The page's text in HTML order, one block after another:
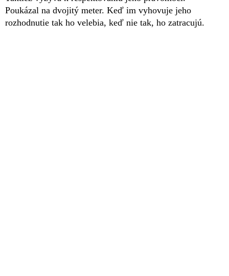
Poukázal na dvojitý meter. Keď im vyhovuje jeho
rozhodnutie tak ho velebia, keď nie tak, ho zatracujú.